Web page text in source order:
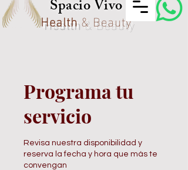
Spacio Vivo
Health& Beauty
Programa tu
servicio
Revisa nuestra disponibilidad y
reserva la fecha y hora que más te
convengan